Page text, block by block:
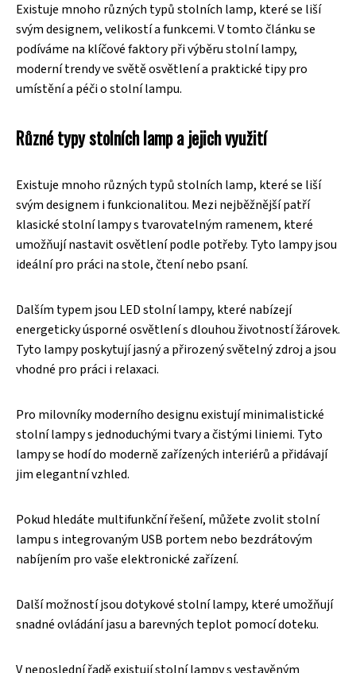
Existuje mnoho různých typů stolních lamp, které se liší
svým designem, velikostí a funkcemi. V tomto článku se
podíváme na klíčové faktory při výběru stolní lampy,
moderní trendy ve světě osvětlení a praktické tipy pro
umístění a péči o stolní lampu.
Různé typy stolních lamp a jejich využití
Existuje mnoho různých typů stolních lamp, které se liší
svým designem i funkcionalitou. Mezi nejběžnější patří
klasické stolní lampy s tvarovatelným ramenem, které
umožňují nastavit osvětlení podle potřeby. Tyto lampy jsou
ideální pro práci na stole, čtení nebo psaní.
Dalším typem jsou LED stolní lampy, které nabízejí
energeticky úsporné osvětlení s dlouhou životností žárovek.
Tyto lampy poskytují jasný a přirozený světelný zdroj a jsou
vhodné pro práci i relaxaci.
Pro milovníky moderního designu existují minimalistické
stolní lampy s jednoduchými tvary a čistými liniemi. Tyto
lampy se hodí do moderně zařízených interiérů a přidávají
jim elegantní vzhled.
Pokud hledáte multifunkční řešení, můžete zvolit stolní
lampu s integrovaným USB portem nebo bezdrátovým
nabíjením pro vaše elektronické zařízení.
Další možností jsou dotykové stolní lampy, které umožňují
snadné ovládání jasu a barevných teplot pomocí doteku.